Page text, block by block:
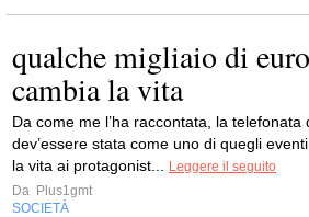
qualche migliaio di
cambia la vita
Da come me l’ha raccontata, la telefonata
dev’essere stata come uno di quegli
la vita ai protagonist...
Leggere il seguito
Da Plus1gmt
SOCIETÀ